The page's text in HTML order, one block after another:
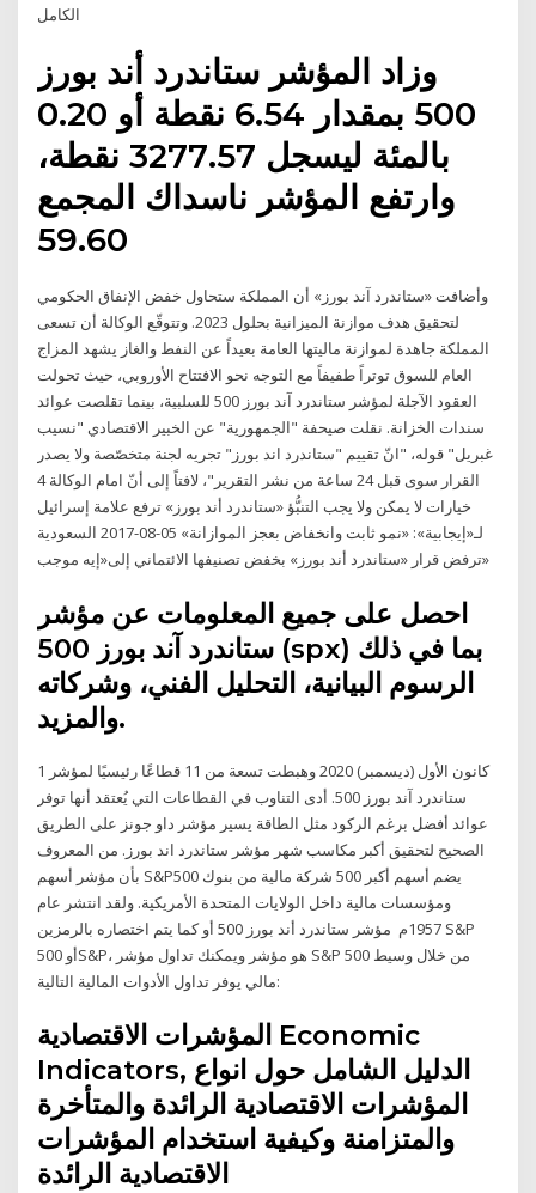
الكامل
وزاد المؤشر ستاندرد أند بورز
500 بمقدار 6.54 نقطة أو 0.20
بالمئة ليسجل 3277.57 نقطة،
وارتفع المؤشر ناسداك المجمع
59.60
وأضافت «ستاندرد آند بورز» أن المملكة ستحاول خفض الإنفاق الحكومي
لتحقيق هدف موازنة الميزانية بحلول 2023. وتتوقّع الوكالة أن تسعى
المملكة جاهدة لموازنة ماليتها العامة بعيداً عن النفط والغاز يشهد المزاج
العام للسوق توتراً طفيفاً مع التوجه نحو الافتتاح الأوروبي، حيث تحولت
العقود الآجلة لمؤشر ستاندرد آند بورز 500 للسلبية، بينما تقلصت عوائد
سندات الخزانة. نقلت صيحفة "الجمهورية" عن الخبير الاقتصادي "نسيب
غبريل" قوله، "انّ تقييم "ستاندرد اند بورز" تجريه لجنة متخصّصة ولا يصدر
القرار سوى قبل 24 ساعة من نشر التقرير"، لافتاً إلى أنّ امام الوكالة 4
خيارات لا يمكن ولا يجب التنبُّؤ «ستاندرد أند بورز» ترفع علامة إسرائيل
لـ«إيجابية»: «نمو ثابت وانخفاض بعجز الموازانة» 05-08-2017 السعودية
ترفض قرار «ستاندرد أند بورز» بخفض تصنيفها الائتماني إلى«إيه موجب»
احصل على جميع المعلومات عن مؤشر
ستاندرد آند بورز 500 (spx) بما في ذلك
الرسوم البيانية، التحليل الفني، وشركاته
والمزيد.
1 كانون الأول (ديسمبر) 2020 وهبطت تسعة من 11 قطاعًا رئيسيًا لمؤشر
ستاندرد آند بورز 500. أدى التناوب في القطاعات التي يُعتقد أنها توفر
عوائد أفضل برغم الركود مثل الطاقة يسير مؤشر داو جونز على الطريق
الصحيح لتحقيق أكبر مكاسب شهر مؤشر ستاندرد اند بورز. من المعروف
بأن مؤشر أسهم S&P500 يضم أسهم أكبر 500 شركة مالية من بنوك
ومؤسسات مالية داخل الولايات المتحدة الأمريكية. ولقد انتشر عام
1957م مؤشر ستاندرد أند بورز 500 أو كما يتم اختصاره بالرمزين S&P
500 أوS&P، هو مؤشر ويمكنك تداول مؤشر S&P 500 من خلال وسيط
مالي يوفر تداول الأدوات المالية التالية:
المؤشرات الاقتصادية Economic
Indicators, الدليل الشامل حول انواع
المؤشرات الاقتصادية الرائدة والمتأخرة
والمتزامنة وكيفية استخدام المؤشرات
الاقتصادية الرائدة